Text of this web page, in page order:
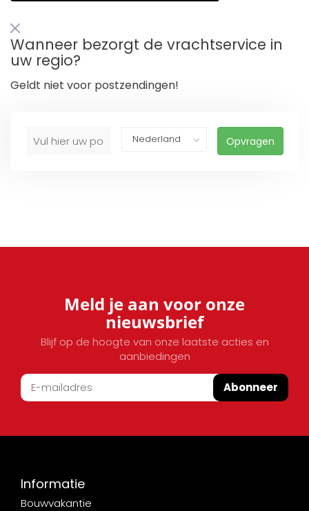
Wanneer bezorgt de vrachtservice in
uw regio?
Geldt niet voor postzendingen!
Opvragen
Meld je aan voor onze
nieuwsbrief
Blijf op de hoogte van onze laatste acties en
aanbiedingen
Abonneer
Informatie
Bouwvakantie